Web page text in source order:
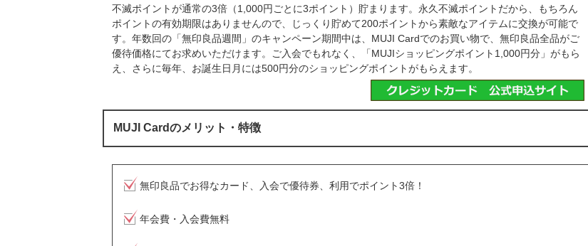
不滅ポイントが通常の3倍（1,000円ごとに3ポイント）貯まります。永久不滅ポイントだから、もちろん
ポイントの有効期限はありませんので、じっくり貯めて200ポイントから素敵なアイテムに交換が可能で
す。年数回の「無印良品週間」のキャンペーン期間中は、MUJI Cardでのお買い物で、無印良品全品がご
優待価格にてお求めいただけます。ご入会でもれなく、「MUJIショッピングポイント1,000円分」がもら
え、さらに毎年、お誕生日月には500円分のショッピングポイントがもらえます。
MUJI Cardのメリット・特徴
無印良品でお得なカード、入会で優待券、利用でポイント3倍！
年会費・入会費無料